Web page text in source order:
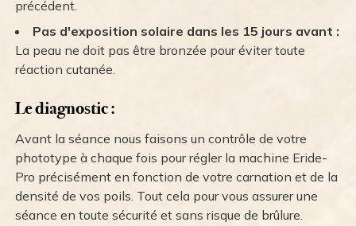
précédent.
Pas d'exposition solaire dans les 15 jours avant :
La peau ne doit pas être bronzée pour éviter toute
réaction cutanée.
Le diagnostic :
Avant la séance nous faisons un contrôle de votre
phototype à chaque fois pour régler la machine Eride-
Pro précisément en fonction de votre carnation et de la
densité de vos poils. Tout cela pour vous assurer une
séance en toute sécurité et sans risque de brûlure.